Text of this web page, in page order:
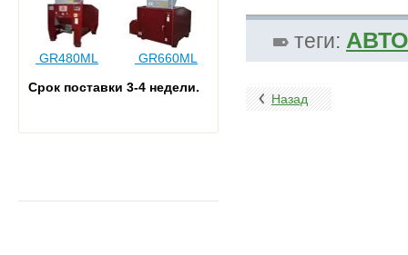
GR480ML
GR660ML
Срок поставки 3-4 недели.
теги:
Назад